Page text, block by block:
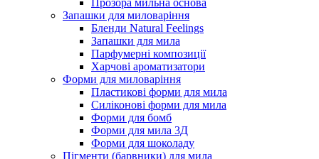
Прозора мильна основа
Запашки для миловаріння
Бленди Natural Feelings
Запашки для мила
Парфумерні композиції
Харчові ароматизатори
Форми для миловаріння
Пластикові форми для мила
Силіконові форми для мила
Форми для бомб
Форми для мила 3Д
Форми для шоколаду
Пігменти (барвники) для мила